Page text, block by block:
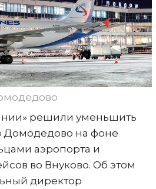
решили уменьшить
Домодедово на фоне
аэропорта и
во Внуково. Об этом
директор